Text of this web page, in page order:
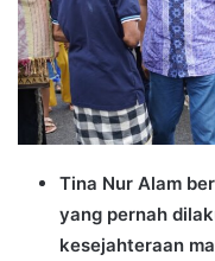
Tina Nur Alam
yang pernah
kesejahteraan